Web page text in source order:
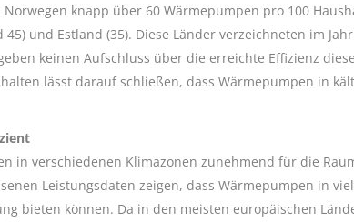
Norwegen knapp über 60 Wärmepumpen pro 100
und Estland (35). Diese Länder verzeichneten im
keinen Aufschluss über die erreichte Effizienz
lässt darauf schließen, dass Wärmepumpen in
in verschiedenen Klimazonen zunehmend für die
Leistungsdaten zeigen, dass Wärmepumpen in
bieten können. Da in den meisten europäischen